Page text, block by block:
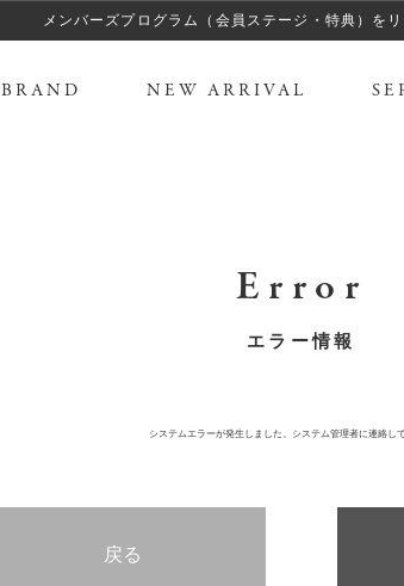
メンバーズプログラム（会員ステージ・特典）を
BRAND NEW ARRIVAL
Error
エラー情報
システムエラーが発生しました。システム管理者に連絡して
戻る